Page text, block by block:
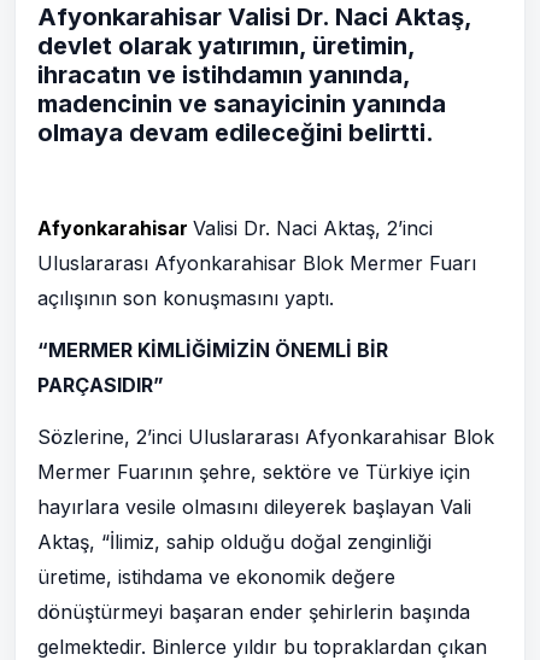
Afyonkarahisar Valisi Dr. Naci Aktaş,
devlet olarak yatırımın, üretimin,
ihracatın ve istihdamın yanında,
madencinin ve sanayicinin yanında
olmaya devam edileceğini belirtti.
Afyonkarahisar Valisi Dr. Naci Aktaş, 2’inci
Uluslararası Afyonkarahisar Blok Mermer Fuarı
açılışının son konuşmasını yaptı.
“MERMER KİMLİĞİMİZİN ÖNEMLİ BİR
PARÇASIDIR”
Sözlerine, 2’inci Uluslararası Afyonkarahisar Blok
Mermer Fuarının şehre, sektöre ve Türkiye için
hayırlara vesile olmasını dileyerek başlayan Vali
Aktaş, “İlimiz, sahip olduğu doğal zenginliği
üretime, istihdama ve ekonomik değere
dönüştürmeyi başaran ender şehirlerin başında
gelmektedir. Binlerce yıldır bu topraklardan çıkan